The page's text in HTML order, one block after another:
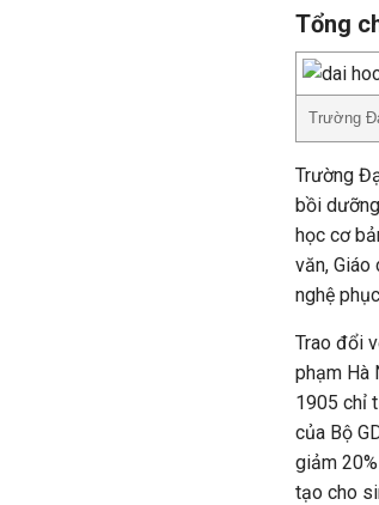
Tổng
Trường
Trường
bồi
học cơ
văn,
nghệ
Trao đổi
phạm Hà
1905 chỉ
của Bộ
giảm
tạo cho